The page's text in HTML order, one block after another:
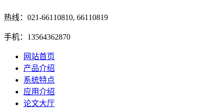
热线：021-66110810, 66110819
手机：13564362870
网站首页
产品介绍
系统特点
应用介绍
论文大厅